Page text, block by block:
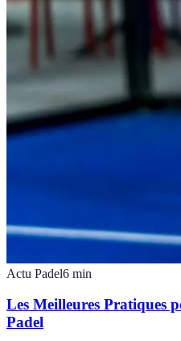
Actu Padel6 min
Les Meilleures Pratiques
Padel